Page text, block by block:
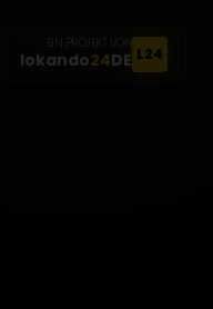
EIN PROJEKT VON
lokando24DE L24